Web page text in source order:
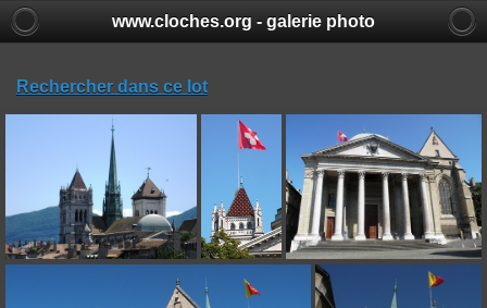
www.cloches.org - galerie photo
Rechercher dans ce lot